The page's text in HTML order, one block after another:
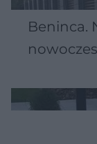
Beninca.